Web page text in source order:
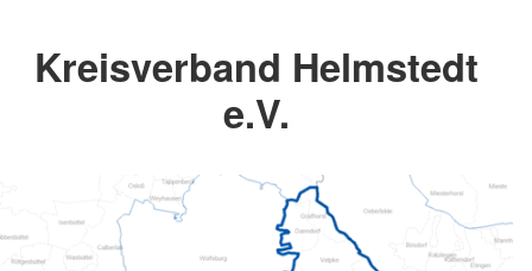
Kreisverband Helmstedt
e.V.